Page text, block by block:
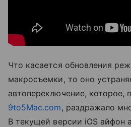
Что касается обновления
макросъемки, то оно
автопереключение, которое,
9to5Mac.com , раздражало
В текущей версии iOS айфон